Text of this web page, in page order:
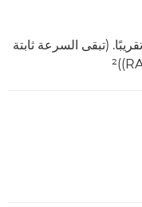
الثانية تقريبًا. (تبقى السرعة ثابتة